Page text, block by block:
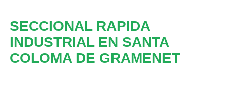
SECCIONAL RAPIDA
INDUSTRIAL EN SANTA
COLOMA DE GRAMENET